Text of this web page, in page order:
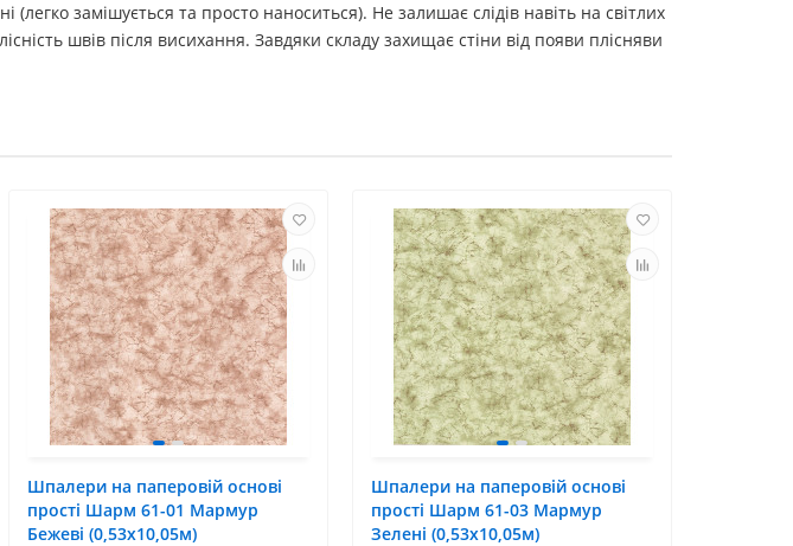
замішується та просто наноситься). Не залишає слідів навіть на світлих
швів після висихання. Завдяки складу захищає стіни від появи плісняви
Шпалери на паперовій основі
прості Шарм 61-01 Мармур
Бежеві (0,53х10,05м)
Шпалери на паперовій основі
прості Шарм 61-03 Мармур
Зелені (0,53х10,05м)